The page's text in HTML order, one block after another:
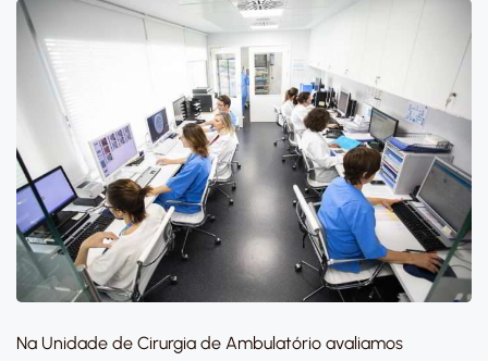
Na Unidade de Cirurgia de Ambulatório avaliamos